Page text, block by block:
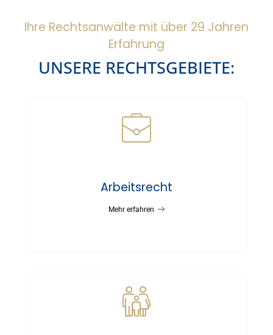
Ihre Rechtsanwälte mit über 29 Jahren
Erfahrung
UNSERE RECHTSGEBIETE:
Arbeitsrecht
Mehr erfahren